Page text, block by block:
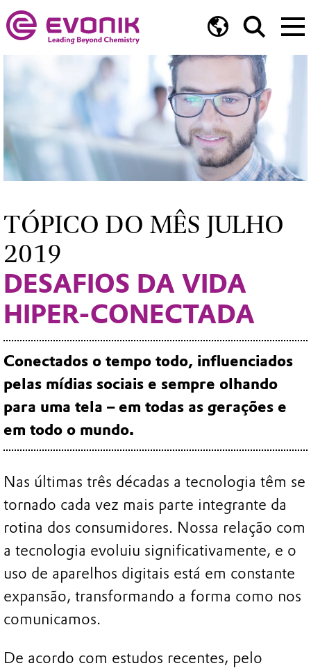
TÓPICO DO MÊS JULHO
2019
DESAFIOS DA VIDA
HIPER-CONECTADA
Conectados o tempo todo, influenciados
pelas mídias sociais e sempre olhando
para uma tela – em todas as gerações e
em todo o mundo.
Nas últimas três décadas a tecnologia têm se
tornado cada vez mais parte integrante da
rotina dos consumidores. Nossa relação com
a tecnologia evoluiu significativamente, e o
uso de aparelhos digitais está em constante
expansão, transformando a forma como nos
comunicamos.
De acordo com estudos recentes, pelo